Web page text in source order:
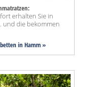
erhalten Sie in
und die bekommen
in Hamm »